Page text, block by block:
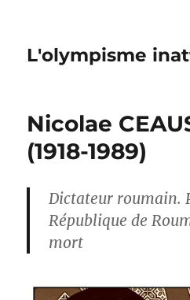
L'olympisme
Nicolae
(1918-1989)
Dictateur roumain.
République de
mort